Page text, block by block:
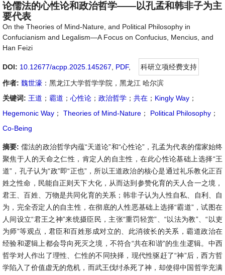
论儒法的心性论和政治哲学——以孔孟和韩非子为主
要代表
On the Theories of Mind-Nature, and Political Philosophy in
Confucianism and Legalism—A Focus on Confucius, Mencius, and
Han Feizi
DOI: 10.12677/acpp.2025.145267 PDF,
科研立项经费支持
作者: 魏世濠 ：黑龙江大学哲学学院，黑龙江 哈尔滨
关键词: 王道 ； 霸道 ； 心性论 ； 政治哲学 ； 共在 ； Kingly Way ；
Hegemonic Way ； Theories of Mind-Nature ； Political Philosophy ；
Co-Being
摘要:儒法的政治哲学内蕴“天道论”和“心性论”，孔孟为代表的儒家始终
聚焦于人的天命之仁性，肯定人的自主性，在此心性论基础上选择“王
道”，孔子认为“政”即“正也”，所以王道政治的核心是通过礼乐教化正百
姓之性命，民能自正则天下大化，从而达到参赞化育的天人合一之境，
君王、百姓、万物是共同化育的关系；韩非子认为人性自私、自利、自
为，完全否定人的自主性，在彻底的人性恶基础上选择“霸道”，试图在
人间设立“君王之神”来统摄臣民，主张“重罚轻赏”、“以法为教”、“以吏
为师”等观点，君臣和百姓形成对立的、此消彼长的关系，霸道政治在
经验和逻辑上都会导向死灭之境，不符合“共在和谐”的生生逻辑。中西
哲学对人作出了理性、仁性的不同抉择，现代性驱赶了“神”后，西方哲
学陷入了价值虚无的危机，而武王伐纣杀死了神，却使得中国哲学充满